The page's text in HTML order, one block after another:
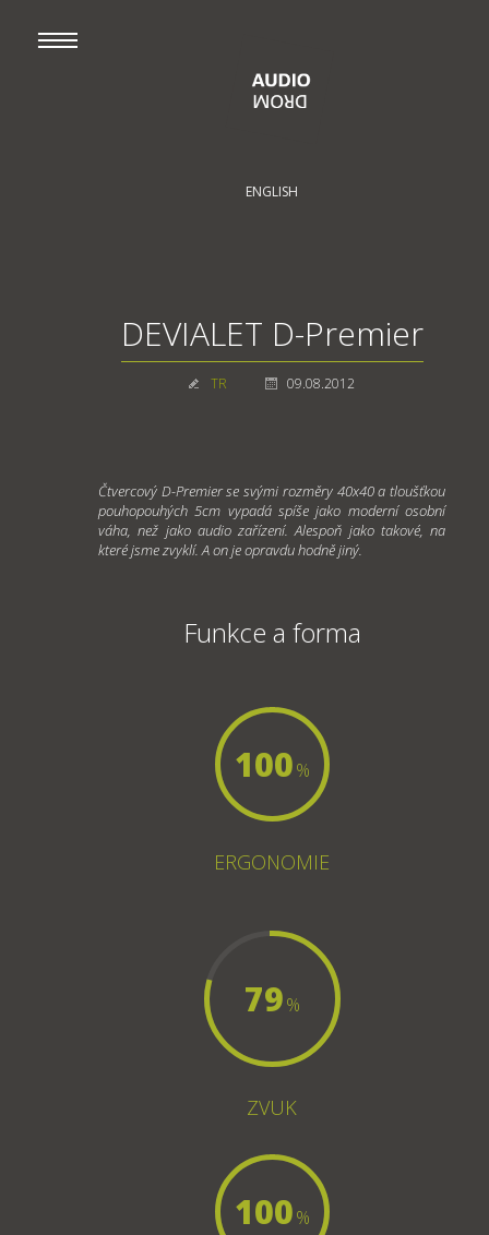
ENGLISH
DEVIALET D-Premier
TR 09.08.2012
Čtvercový D-Premier se svými rozměry 40x40 a tloušťkou
pouhopouhých 5cm vypadá spíše jako moderní osobní
váha, než jako audio zařízení. Alespoň jako takové, na
které jsme zvyklí. A on je opravdu hodně jiný.
Funkce a forma
100%
ERGONOMIE
79%
ZVUK
100%